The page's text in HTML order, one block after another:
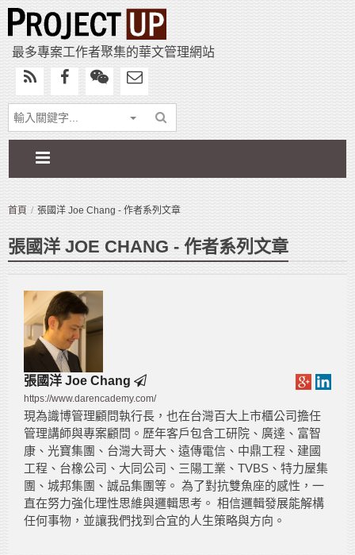
最多專案工作者聚集的華文管理網站
首頁 張國洋 Joe Chang - 作者系列文章
張國洋 JOE CHANG - 作者系列文章
張國洋 Joe Chang
https://www.darencademy.com/
現為識博管理顧問執行長，也在台灣百大上市櫃公司擔任
管理講師與專案顧問。歷年客戶包含工研院、廣達、富智
康、光寶集團、台灣大哥大、遠傳電信、中鼎工程、建國
工程、台橡公司、大同公司、三陽工業、TVBS、特力屋集
團、城邦集團、誠品集團等。 為了對抗雙魚座的感性，一
直在努力強化理性思維與邏輯思考。 相信邏輯發展能解構
任何事物，並讓我們找到合宜的人生策略與方向。